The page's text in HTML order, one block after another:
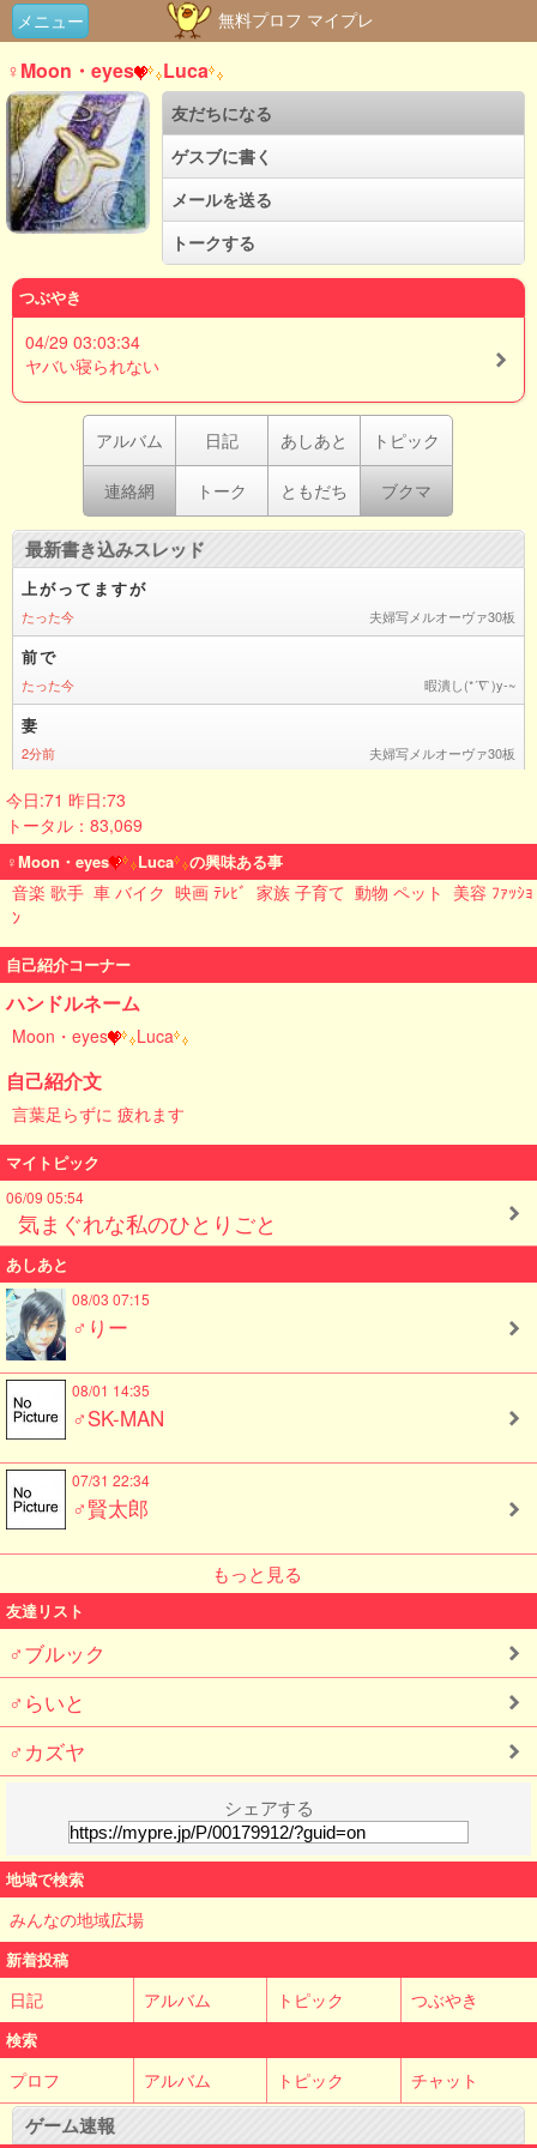
メニュー 無料プロフ マイプレ
♀Moon・eyes Luca
友だちになる
ゲスブに書く
メールを送る
トークする
つぶやき
04/29 03:03:34
ヤバい寝られない
アルバム 日記 あしあと トピック
連絡網 トーク ともだち ブクマ
今日:71 昨日:73
トータル：83,069
♀Moon・eyes Luca の興味ある事
音楽 歌手 車 バイク 映画 ﾃﾚﾋﾞ 家族 子育て 動物 ペット 美容 ﾌｧｯｼｮ
ﾝ
自己紹介コーナー
ハンドルネーム
Moon・eyes Luca
自己紹介文
言葉足らずに 疲れます
マイトピック
06/09 05:54
気まぐれな私のひとりごと
あしあと
08/03 07:15
♂りー
08/01 14:35
♂SK-MAN
07/31 22:34
♂賢太郎
もっと見る
友達リスト
♂ブルック
♂らいと
♂カズヤ
シェアする
地域で検索
みんなの地域広場
新着投稿
日記 アルバム トピック つぶやき
検索
プロフ アルバム トピック チャット
ゲーム速報